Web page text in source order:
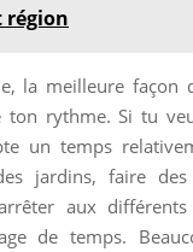
région
la meilleure façon
ton rythme. Si tu
un temps
jardins, faire
aux
de temps.